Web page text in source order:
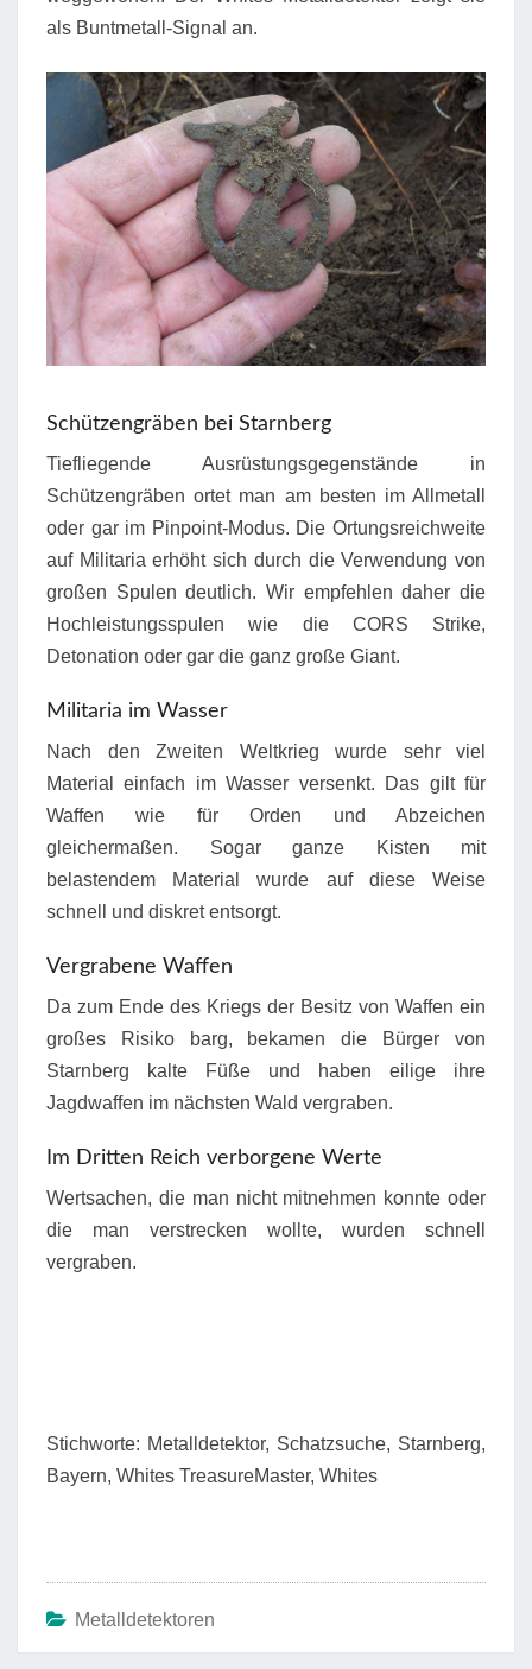
als Buntmetall-Signal an.
Schützengräben bei Starnberg
Tiefliegende Ausrüstungsgegenstände in
Schützengräben ortet man am besten im Allmetall
oder gar im Pinpoint-Modus. Die Ortungsreichweite
auf Militaria erhöht sich durch die Verwendung von
großen Spulen deutlich. Wir empfehlen daher die
Hochleistungsspulen wie die CORS Strike,
Detonation oder gar die ganz große Giant.
Militaria im Wasser
Nach den Zweiten Weltkrieg wurde sehr viel
Material einfach im Wasser versenkt. Das gilt für
Waffen wie für Orden und Abzeichen
gleichermaßen. Sogar ganze Kisten mit
belastendem Material wurde auf diese Weise
schnell und diskret entsorgt.
Vergrabene Waffen
Da zum Ende des Kriegs der Besitz von Waffen ein
großes Risiko barg, bekamen die Bürger von
Starnberg kalte Füße und haben eilige ihre
Jagdwaffen im nächsten Wald vergraben.
Im Dritten Reich verborgene Werte
Wertsachen, die man nicht mitnehmen konnte oder
die man verstrecken wollte, wurden schnell
vergraben.
Stichworte: Metalldetektor, Schatzsuche, Starnberg,
Bayern, Whites TreasureMaster, Whites
Metalldetektoren